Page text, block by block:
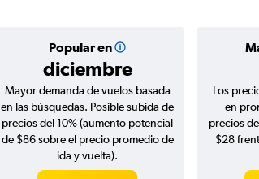
Popular en
diciembre
Mayor demanda de vuelos basada
en las búsquedas. Posible subida de
precios del 10% (aumento potencial
de $86 sobre el precio promedio de
ida y vuelta).
Los
en
precios
$28